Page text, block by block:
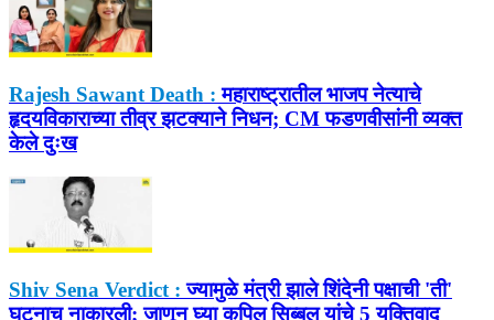
Rajesh Sawant Death : महाराष्ट्रातील भाजप नेत्याचे
हृदयविकाराच्या तीव्र झटक्याने निधन; CM फडणवीसांनी व्यक्त
केले दुःख
Shiv Sena Verdict : ज्यामुळे मंत्री झाले शिंदेनी पक्षाची 'ती'
घटनाच नाकारली; जाणून घ्या कपिल सिब्बल यांचे 5 युक्तिवाद